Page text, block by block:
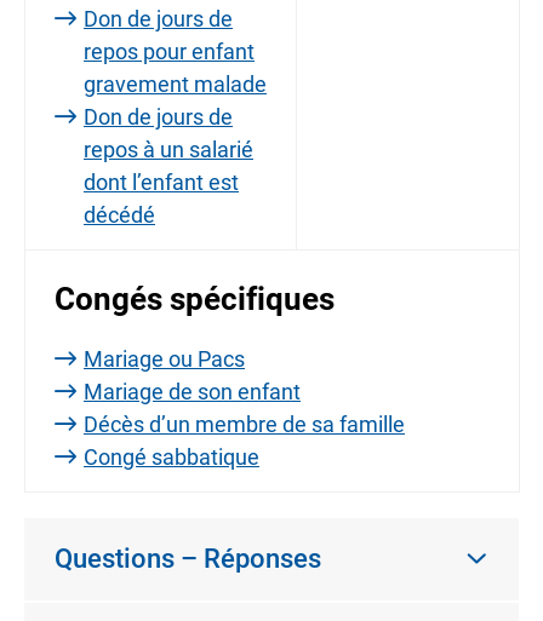
Don de jours de
repos pour enfant
gravement malade
Don de jours de
repos à un salarié
dont l’enfant est
décédé
Congés spécifiques
Mariage ou Pacs
Mariage de son enfant
Décès d’un membre de sa famille
Congé sabbatique
Questions – Réponses